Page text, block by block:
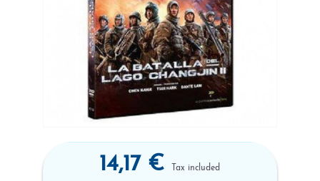
14,17 € Tax included